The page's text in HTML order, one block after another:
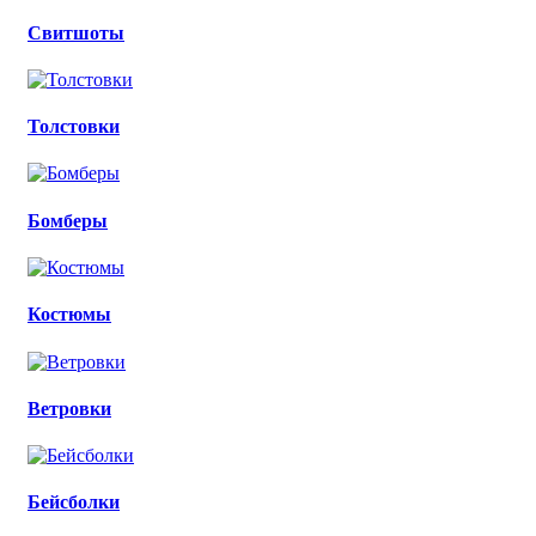
Свитшоты
Толстовки
Бомберы
Костюмы
Ветровки
Бейсболки